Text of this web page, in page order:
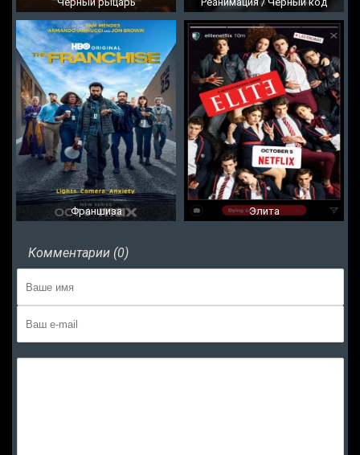
Франшиза Элита
Комментарии (0)